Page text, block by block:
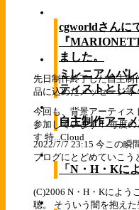
cgworldさんに
『
ました。
先日制作終了した自主制
品に込めたメッセージ等
ミレニアムパ
ティストとし
今回も、背景アーティス
参加しています！ 毎度
す 特... Cloud
自主制作アニ
2022/7/7 23:15 今この瞬
ブログにとどめていこう
「N・H・Kに
(C)2006 N・H・Kによう
聴。 そういう闇を抱えた